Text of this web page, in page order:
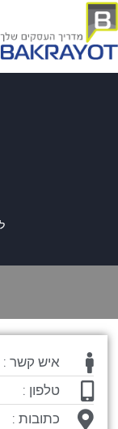
איש קשר :
טלפון :
כתובות :